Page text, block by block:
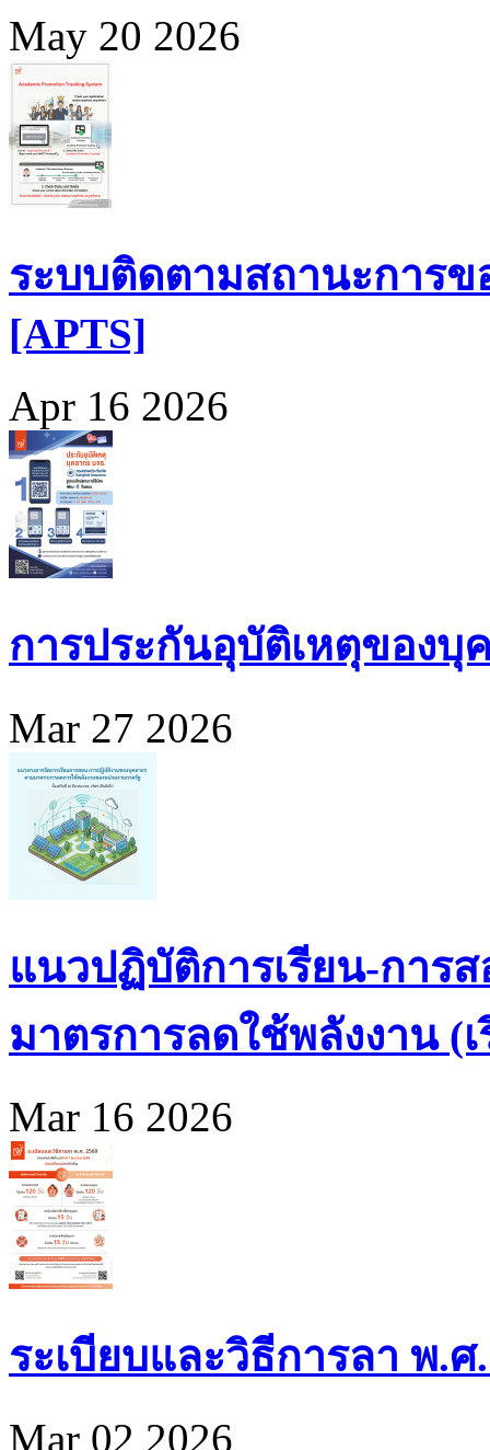
May 20 2026
ระบบติดตามสถานะการ
[APTS]
Apr 16 2026
การประกันอุบัติเหตุของบุ
Mar 27 2026
แนวปฏิบัติการเรียน-การ
มาตรการลดใช้พลังงาน (เ
Mar 16 2026
ระเบียบและวิธีการลา พ.ศ.
Mar 02 2026